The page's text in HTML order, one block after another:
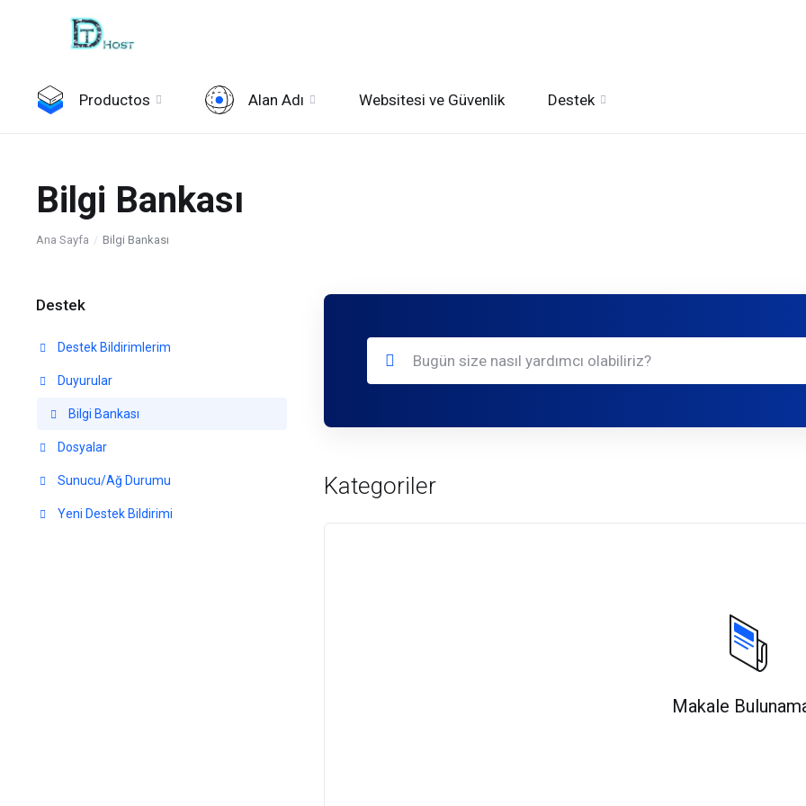
Productos Alan Adı Websitesi ve Güvenlik Destek
Bilgi Bankası
Ana Sayfa Bilgi Bankası
Destek
Destek Bildirimlerim
Duyurular
Bilgi Bankası
Dosyalar
Sunucu/Ağ Durumu
Yeni Destek Bildirimi
Kategoriler
Makale